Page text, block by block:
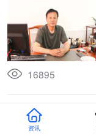
16895
资讯